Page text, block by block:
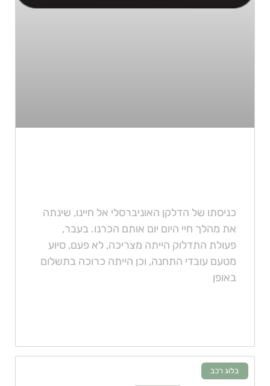
כניסתו של הדלקן האוניברסלי אל חיינו, שינתה
את מהלך חיי היום יום אותם הכרנו. בעבר,
פעולת התדלוק הייתה מצריכה, לא פעם, סיוע
מטעם עובדי התחנה, וכן הייתה כרוכה בתשלום
באופן
בלוג רכב